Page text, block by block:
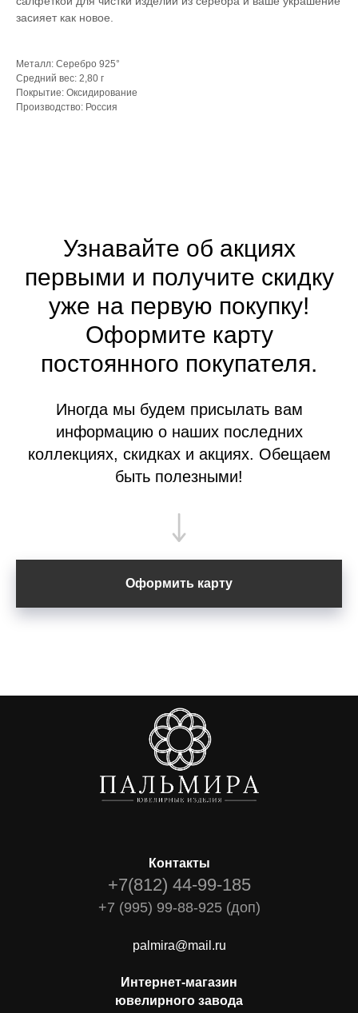
засияет как новое.
Металл: Серебро 925°
Средний вес: 2,80 г
Покрытие: Оксидирование
Производство: Россия
Узнавайте об акциях
первыми и получите скидку
уже на первую покупку!
Оформите карту
постоянного покупателя.
Иногда мы будем присылать вам
информацию о наших последних
коллекциях, скидках и акциях. Обещаем
быть полезными!
Оформить карту
Контакты
+7(812) 44-99-185
+7 (995) 99-88-925 (доп)
palmira@mail.ru
Интернет-магазин
ювелирного завода